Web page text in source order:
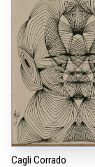
Cagli Corrado